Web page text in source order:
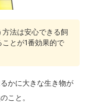
法は安心できる飼
とが1番効果的で
かに大きな生き物が
こと。